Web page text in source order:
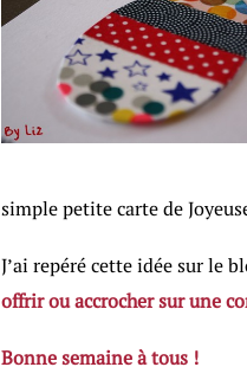
simple petite carte de
J’ai repéré cette idée sur le
offrir ou accrocher sur une
Bonne semaine à tous !